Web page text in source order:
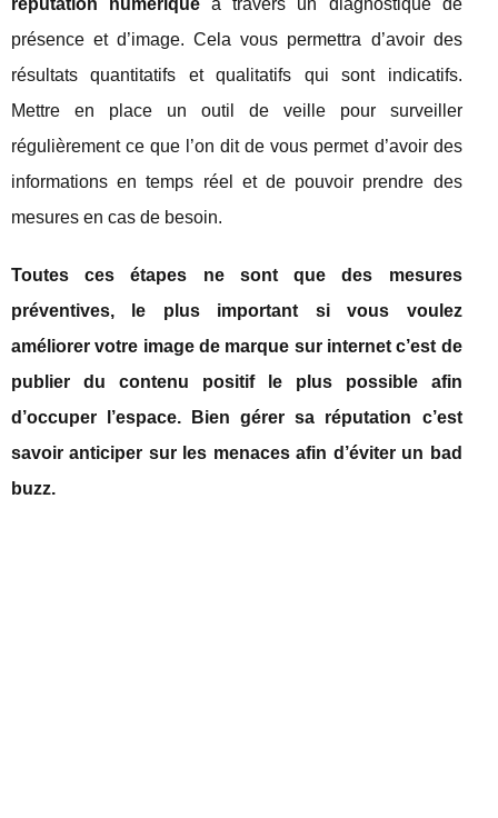
réputation numérique à travers un diagnostique de
présence et d’image. Cela vous permettra d’avoir des
résultats quantitatifs et qualitatifs qui sont indicatifs.
Mettre en place un outil de veille pour surveiller
régulièrement ce que l’on dit de vous permet d’avoir des
informations en temps réel et de pouvoir prendre des
mesures en cas de besoin.
Toutes ces étapes ne sont que des mesures
préventives, le plus important si vous voulez
améliorer votre image de marque sur internet c’est de
publier du contenu positif le plus possible afin
d’occuper l’espace. Bien gérer sa réputation c’est
savoir anticiper sur les menaces afin d’éviter un bad
buzz.